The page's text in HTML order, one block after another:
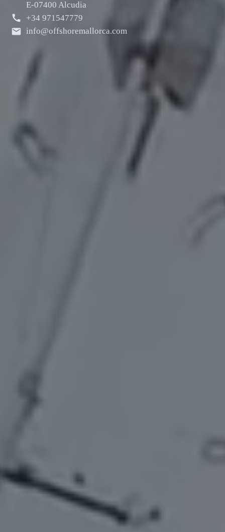
E-07400 Alcudia
+34 971547779
info@offshoremallorca.com